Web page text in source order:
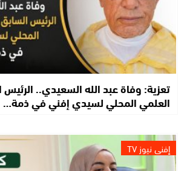
تعزية: وفاة عبد الله السعيدي..
العلمي المحلي لسيدي إفني في ذمة…
إفني نيوز TV